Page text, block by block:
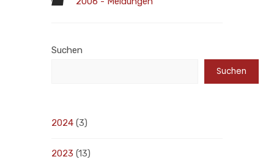
Suchen
Suchen
2024 (3)
2023 (13)